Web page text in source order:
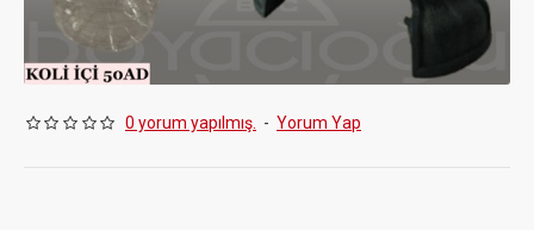
0 yorum yapılmış. - Yorum Yap